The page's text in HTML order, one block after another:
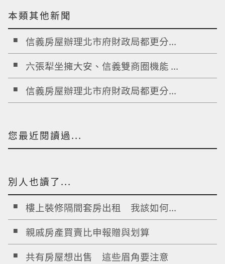
本類其他新聞
信義房屋辦理北市府財政局都更分...
六張犁坐擁大安、信義雙商圈機能 ...
信義房屋辦理北市府財政局都更分...
您最近閱讀過...
別人也讀了...
樓上裝修隔間套房出租 我該如何...
親戚房產買賣比申報贈與划算
共有房屋想出售 這些眉角要注意